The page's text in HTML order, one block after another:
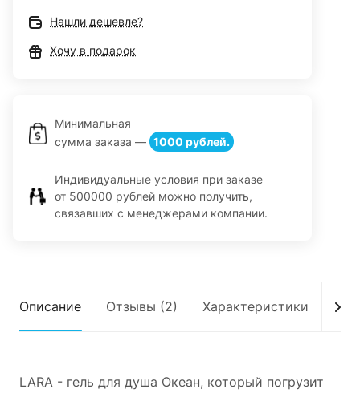
Нашли дешевле?
Хочу в подарок
Минимальная
сумма заказа — 1000 рублей.
Индивидуальные условия при заказе
от 500000 рублей можно получить,
связавших с менеджерами компании.
Описание Отзывы (2) Характеристики
LARA - гель для душа Океан, который погрузит